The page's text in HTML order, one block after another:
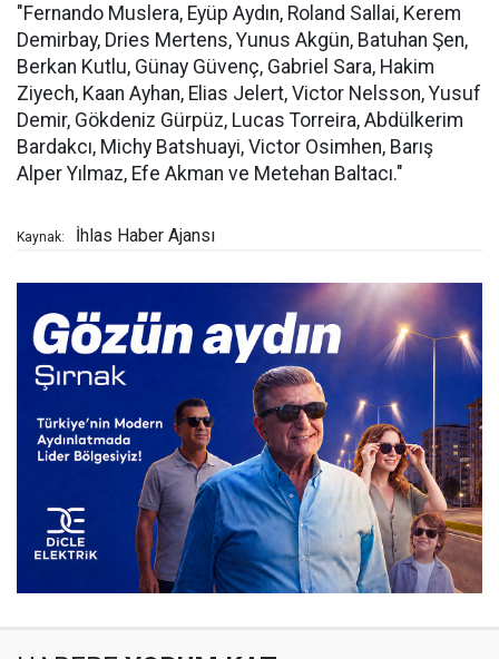
"Fernando Muslera, Eyüp Aydın, Roland Sallai, Kerem
Demirbay, Dries Mertens, Yunus Akgün, Batuhan Şen,
Berkan Kutlu, Günay Güvenç, Gabriel Sara, Hakim
Ziyech, Kaan Ayhan, Elias Jelert, Victor Nelsson, Yusuf
Demir, Gökdeniz Gürpüz, Lucas Torreira, Abdülkerim
Bardakcı, Michy Batshuayi, Victor Osimhen, Barış
Alper Yılmaz, Efe Akman ve Metehan Baltacı."
Kaynak: İhlas Haber Ajansı